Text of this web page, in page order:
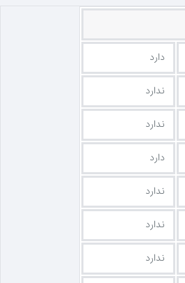
دارد
ندارد
ندارد
دارد
ندارد
ندارد
ندارد